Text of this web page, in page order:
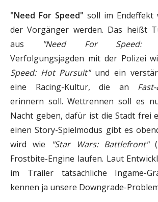
"Need For Speed" soll im Endeffekt
der Vorgänger werden. Das heißt
aus
"Need For Speed:
Verfolgungsjagden mit der Polizei
Speed: Hot Pursuit"und ein
eine Racing-Kultur, die an
erinnern soll. Wettrennen soll es
Nacht geben, dafür ist die Stadt frei
einen Story-Spielmodus gibt es
wird wie
"Star Wars: Battlefront"(
Frostbite-Engine laufen. Laut
im Trailer tatsächliche Ingame-
kennen ja unsere Downgrade-